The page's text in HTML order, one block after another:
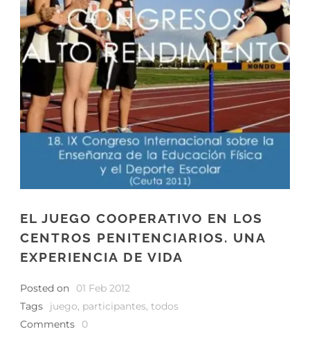
EL JUEGO COOPERATIVO EN LOS
CENTROS PENITENCIARIOS. UNA
EXPERIENCIA DE VIDA
Posted on
01 Feb 2012
Tags
juego, participantes, todos
Comments
0